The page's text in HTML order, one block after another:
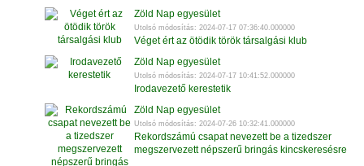
Zöld Nap egyesület
Utolsó módosítás: 2024-07-17 07:36:40.000000
Véget ért az ötödik török társalgási klub
Zöld Nap egyesület
Utolsó módosítás: 2024-07-17 10:41:52.000000
Irodavezető kerestetik
Zöld Nap egyesület
Utolsó módosítás: 2024-07-26 10:32:41.000000
Rekordszámú csapat nevezett be a tizedszer
megszervezett népszerű bringás kincskeresésre